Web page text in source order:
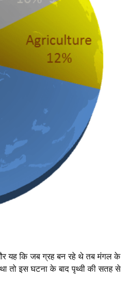
और यह कि जब ग्रह बन रहे थे तब मंगल के
तो इस घटना के बाद पृथ्वी की सतह से